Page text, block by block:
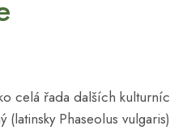
celá řada dalších
(latinsky Phaseolus